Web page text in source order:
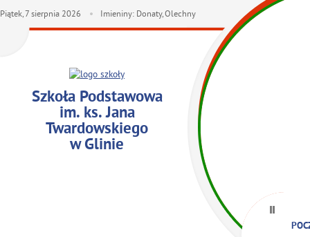
Szkoła Podstawowa
im. ks. Jana
Twardowskiego
w Glinie
Piątek, 7 sierpnia 2026 Imieniny: Donaty, Olechny